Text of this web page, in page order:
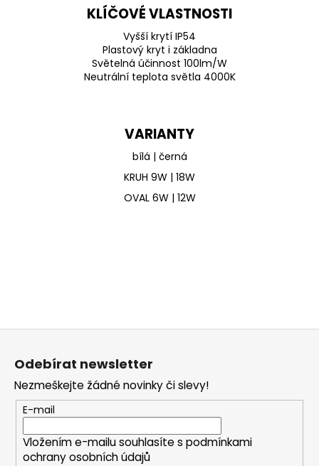
KLÍČOVÉ VLASTNOSTI
Vyšší krytí IP54
Plastový kryt i základna
Světelná účinnost 100lm/W
Neutrální teplota světla 4000K
VARIANTY
bílá | černá
KRUH 9W | 18W
OVAL 6W | 12W
Z
Odebírat newsletter
Nezmeškejte žádné novinky či slevy!
E-mail
Vložením e-mailu souhlasíte s podmínkami
ochrany osobních údajů